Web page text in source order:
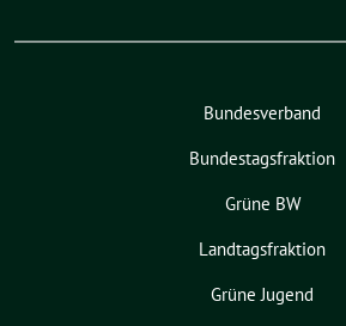
Bundesverband
Bundestagsfraktion
Grüne BW
Landtagsfraktion
Grüne Jugend